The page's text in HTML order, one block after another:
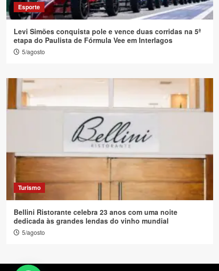
Esporte
Levi Simões conquista pole e vence duas corridas na 5ª
etapa do Paulista de Fórmula Vee em Interlagos
5/agosto
Turismo
Bellini Ristorante celebra 23 anos com uma noite
dedicada às grandes lendas do vinho mundial
5/agosto